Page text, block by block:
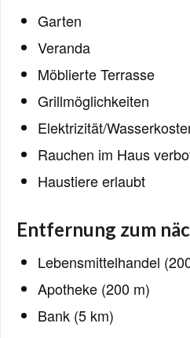
Garten
Veranda
Möblierte Terrasse
Grillmöglichkeiten
Elektrizität/
Rauchen im Haus
Haustiere erlaubt
Entfernung zum
Lebensmittelhandel
Apotheke (200 m)
Bank (5 km)